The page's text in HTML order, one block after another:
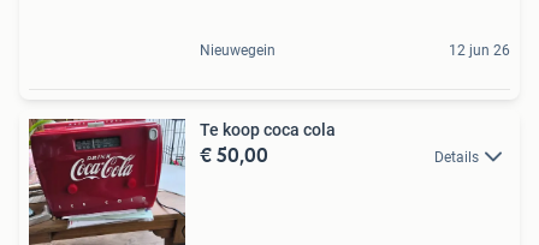
Nieuwegein 12 jun 26
Te koop coca cola
€ 50,00 Details